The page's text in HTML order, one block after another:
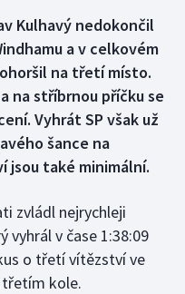
Kulhavý nedokončil
a v celkovém
na třetí místo.
na stříbrnou příčku se
Vyhrát SP však už
šance na
jsou také minimální.
zvládl nejrychleji
vyhrál v čase 1:38:09
o třetí vítězství ve
třetím kole.